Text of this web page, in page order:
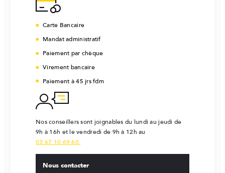
Carte Bancaire
Mandat administratif
Paiement par chèque
Virement bancaire
Paiement à 45 jrs fdm
Nos conseillers sont joignables du lundi au jeudi de
9h à 16h et le vendredi de 9h à 12h au
03 67 10 69 60.
Nous contacter